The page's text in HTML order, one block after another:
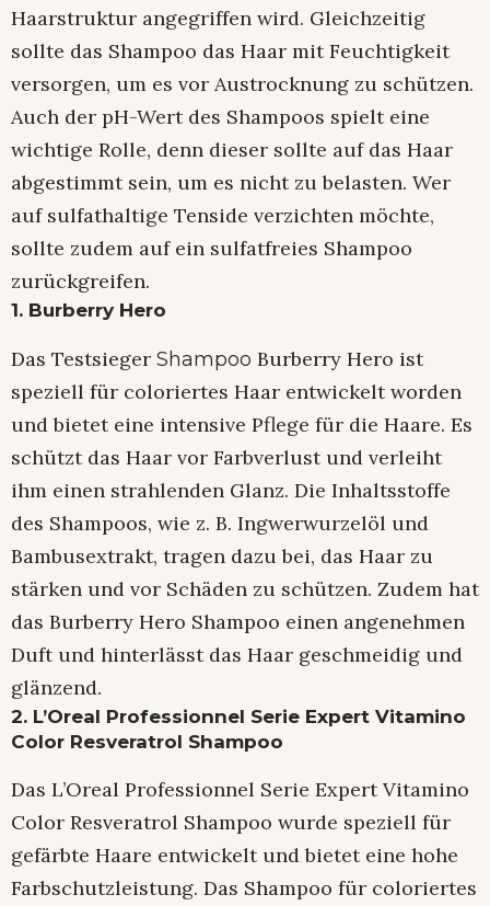
Haarstruktur angegriffen wird. Gleichzeitig
sollte das Shampoo das Haar mit Feuchtigkeit
versorgen, um es vor Austrocknung zu schützen.
Auch der pH-Wert des Shampoos spielt eine
wichtige Rolle, denn dieser sollte auf das Haar
abgestimmt sein, um es nicht zu belasten. Wer
auf sulfathaltige Tenside verzichten möchte,
sollte zudem auf ein sulfatfreies Shampoo
zurückgreifen.
1. Burberry Hero
Das Testsieger Shampoo Burberry Hero ist
speziell für coloriertes Haar entwickelt worden
und bietet eine intensive Pflege für die Haare. Es
schützt das Haar vor Farbverlust und verleiht
ihm einen strahlenden Glanz. Die Inhaltsstoffe
des Shampoos, wie z. B. Ingwerwurzelöl und
Bambusextrakt, tragen dazu bei, das Haar zu
stärken und vor Schäden zu schützen. Zudem hat
das Burberry Hero Shampoo einen angenehmen
Duft und hinterlässt das Haar geschmeidig und
glänzend.
2. L’Oreal Professionnel Serie Expert Vitamino
Color Resveratrol Shampoo
Das L’Oreal Professionnel Serie Expert Vitamino
Color Resveratrol Shampoo wurde speziell für
gefärbte Haare entwickelt und bietet eine hohe
Farbschutzleistung. Das Shampoo für coloriertes